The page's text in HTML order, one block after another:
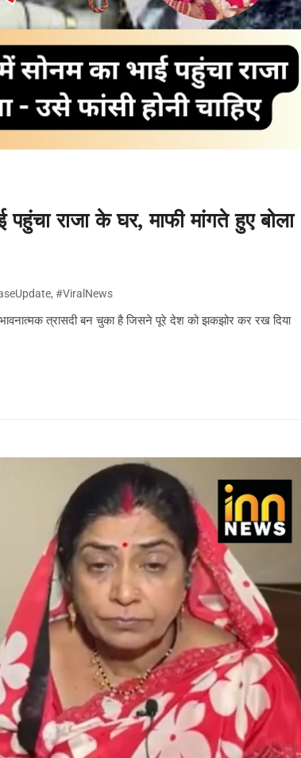
पहुंचा राजा के घर, माफी मांगते हुए बोला
, #ViralNews
त्रासदी बन चुका है जिसने पूरे देश को झकझोर कर रख दिया